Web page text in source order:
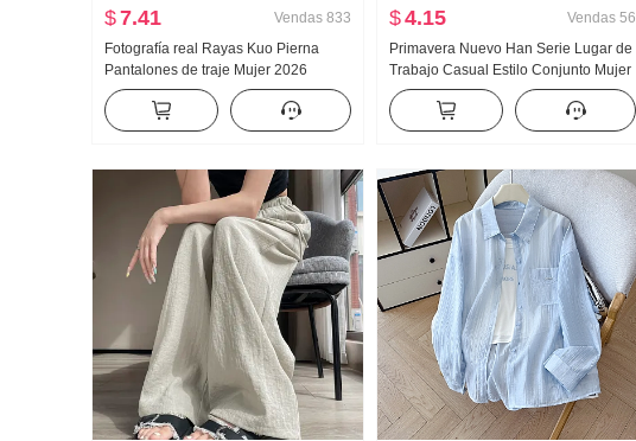
$7.41 Vendas 833
Fotografía real Rayas Kuo Pierna
Pantalones de traje Mujer 2026
Primavera y otoño Talle alto
Adelgazante Versátil Vertical Sentido
Arrastrando Recto Pantalones
$4.15 Vendas 56
Primavera Nuevo Han Serie Lugar de
Trabajo Casual Estilo Conjunto Mujer
Estilo Rayas Camisa Talle alto Falda
Traje de dos piezas